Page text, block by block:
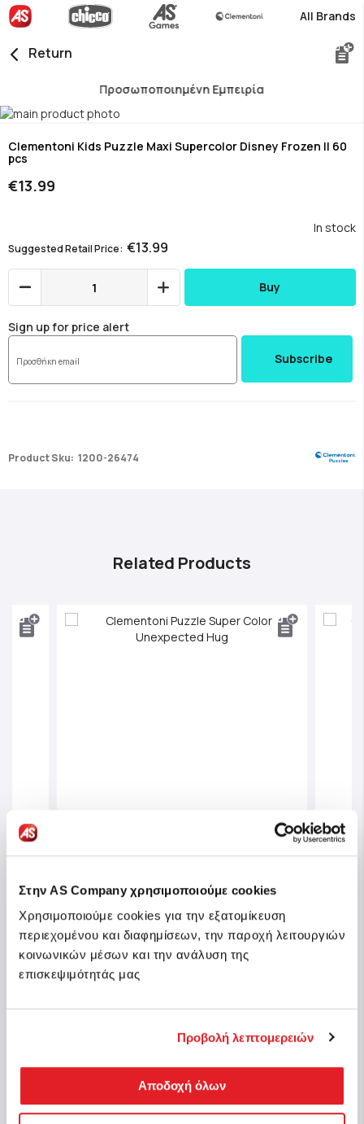
Στην AS Company χρησιμοποιούμε cookies
Χρησιμοποιούμε cookies για την εξατομίκευση
περιεχομένου και διαφημίσεων, την παροχή λειτουργιών
κοινωνικών μέσων και την ανάλυση της
επισκεψιμότητάς μας
Προβολή λεπτομερειών
Αποδοχή όλων
All Brands
Return
Προσωποποιημένη Εμπειρία
Skip
the
end
the
to
the
beginning
of
gallery
Clementoni Kids Puzzle Maxi Supercolor Disney Frozen II 60
pcs
€13.99
Suggested Retail Price €13.99
In stock
Buy
Sign up for price alert
Subscribe
Product Sku: 1200-26474
Related Products
stock
Clementoni Puzzle Super Color
Unexpected Hug
Sku: 1210-29785